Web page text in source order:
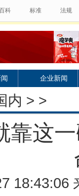
科 标准
法规
企业新闻
内 > >
靠这
18:43:06